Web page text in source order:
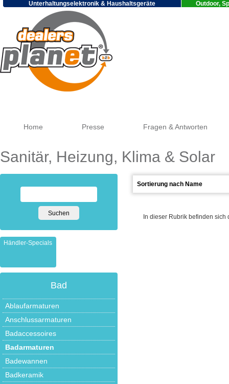
Unterhaltungselektronik & Haushaltsgeräte Outdoor,
Home Presse Fragen & Antworten
Sanitär, Heizung, Klima & Solar
In dieser Rubrik befinden
Händler-Specials
Bad
Ablaufarmaturen
Anschlussarmaturen
Badaccessoires
Badarmaturen
Badewannen
Badkeramik